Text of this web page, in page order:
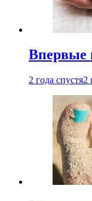
Впервые
2 года спустя2